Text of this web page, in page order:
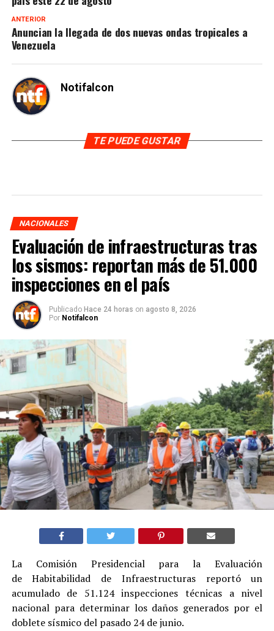
ANTERIOR
Anuncian la llegada de dos nuevas ondas tropicales a
Venezuela
Notifalcon
TE PUEDE GUSTAR
NACIONALES
Evaluación de infraestructuras tras
los sismos: reportan más de 51.000
inspecciones en el país
Publicado Hace 24 horas on agosto 8, 2026
Por Notifalcon
La Comisión Presidencial para la Evaluación
de Habitabilidad de Infraestructuras reportó un
acumulado de 51.124 inspecciones técnicas a nivel
nacional para determinar los daños generados por el
doblete sísmico del pasado 24 de junio.